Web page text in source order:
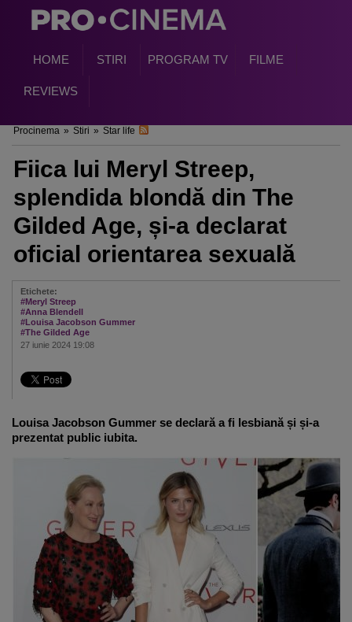
HOME STIRI PROGRAM TV FILME
REVIEWS
Procinema » Stiri » Star life
Fiica lui Meryl Streep,
splendida blondă din The
Gilded Age, și-a declarat
oficial orientarea sexuală
Etichete:
#Meryl Streep
#Anna Blendell
#Louisa Jacobson Gummer
#The Gilded Age
27 iunie 2024 19:08
Louisa Jacobson Gummer se declară a fi lesbiană și și-a
prezentat public iubita.